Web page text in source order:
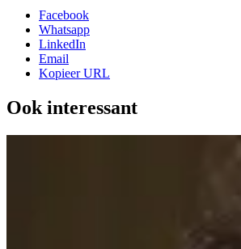
Facebook
Whatsapp
LinkedIn
Email
Kopieer URL
Ook interessant